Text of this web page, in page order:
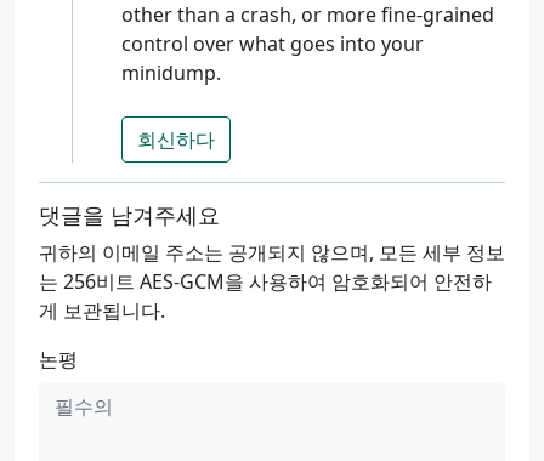
other than a crash, or more fine-grained
control over what goes into your
minidump.
회신하다
댓글을 남겨주세요
귀하의 이메일 주소는 공개되지 않으며, 모든 세부 정보
는 256비트 AES-GCM을 사용하여 암호화되어 안전하
게 보관됩니다.
논평